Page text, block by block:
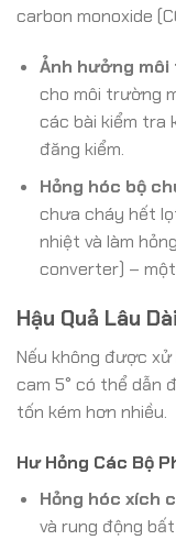
carbon monoxide
Ảnh hưởng
cho môi trường
các bài kiểm tra
đăng kiểm.
Hỏng hóc bộ
chưa cháy hết
nhiệt và làm
converter) –
Hậu Quả Lâu
Nếu không được
cam 5° có thể dẫn
tốn kém hơn nhiều.
Hư Hỏng Các Bộ
Hỏng hóc xích
và rung động